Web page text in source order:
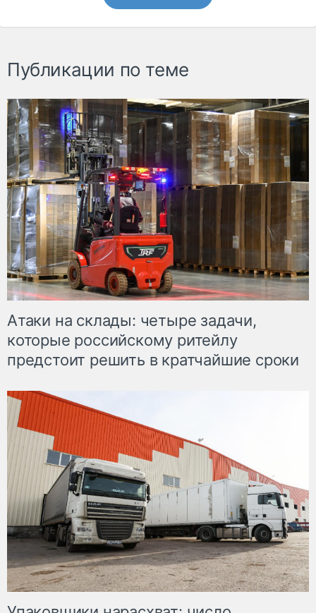
Публикации по теме
Атаки на склады: четыре задачи,
которые российскому ритейлу
предстоит решить в кратчайшие сроки